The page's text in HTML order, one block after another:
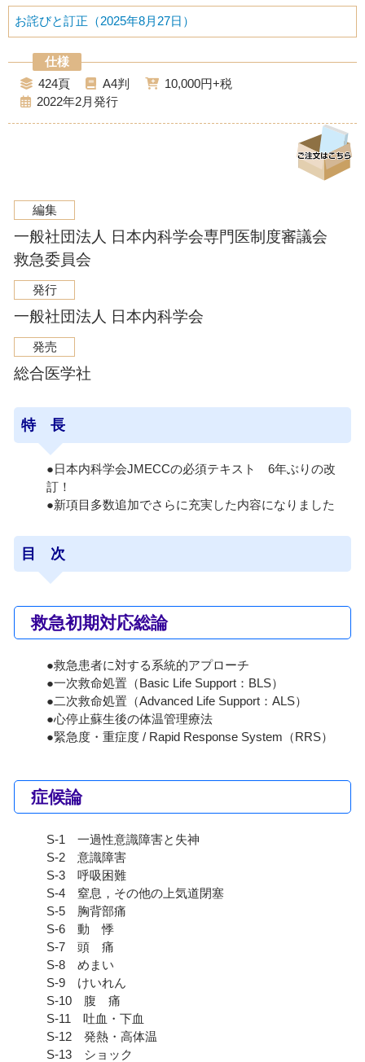
お詫びと訂正（2025年8月27日）
424 A4
10,000
2022年2月
編集
一般社団法人 日本内科学会専門医制度審議会
救急委員会
発行
一般社団法人 日本内科学会
発売
総合医学社
特 長
●日本内科学会JMECCの必須テキスト 6年ぶりの改
訂！
●新項目多数追加でさらに充実した内容になりました
目 次
救急初期対応総論
●救急患者に対する系統的アプローチ
●一次救命処置（Basic Life Support：BLS）
●二次救命処置（Advanced Life Support：ALS）
●心停止蘇生後の体温管理療法
●緊急度・重症度 / Rapid Response System（RRS）
症候論
S-1 一過性意識障害と失神
S-2 意識障害
S-3 呼吸困難
S-4 窒息，その他の上気道閉塞
S-5 胸背部痛
S-6 動 悸
S-7 頭 痛
S-8 めまい
S-9 けいれん
S-10 腹 痛
S-11 吐血・下血
S-12 発熱・高体温
S-13 ショック